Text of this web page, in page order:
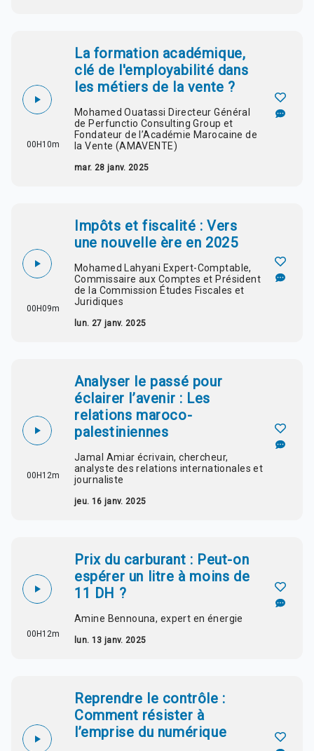
00H10m
La formation académique,
clé de l'employabilité dans
les métiers de la vente ?
Mohamed Ouatassi Directeur Général
de Perfunctio Consulting Group et
Fondateur de l’Académie Marocaine de
la Vente (AMAVENTE)
mar. 28 janv. 2025
00H09m
Impôts et fiscalité : Vers
une nouvelle ère en 2025
Mohamed Lahyani Expert-Comptable,
Commissaire aux Comptes et Président
de la Commission Études Fiscales et
Juridiques
lun. 27 janv. 2025
00H12m
Analyser le passé pour
éclairer l’avenir : Les
relations maroco-
palestiniennes
Jamal Amiar écrivain, chercheur,
analyste des relations internationales et
journaliste
jeu. 16 janv. 2025
00H12m
Prix du carburant : Peut-on
espérer un litre à moins de
11 DH ?
Amine Bennouna, expert en énergie
lun. 13 janv. 2025
Reprendre le contrôle :
Comment résister à
l’emprise du numérique